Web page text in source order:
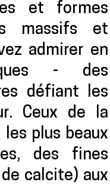
et formes
massifs et
admirer en
- des
défiant les
Ceux de la
plus beaux
des fines
calcite) aux